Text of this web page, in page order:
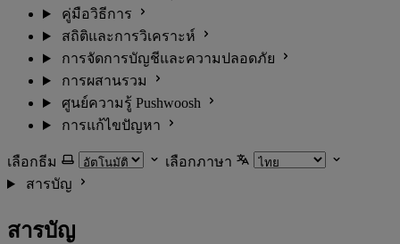
คู่มือวิธีการ
สถิติและการวิเคราะห์
การจัดการบัญชีและความปลอดภัย
การผสานรวม
ศูนย์ความรู้ Pushwoosh
การแก้ไขปัญหา
เลือกธีม
เลือกภาษา
สารบัญ
สารบัญ